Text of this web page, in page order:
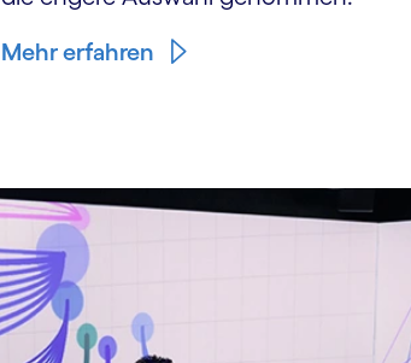
Mehr erfahren